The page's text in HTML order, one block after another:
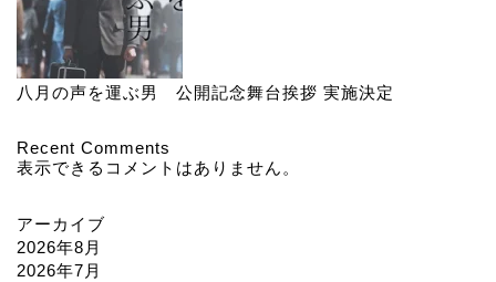
八月の声を運ぶ男 公開記念舞台挨拶 実施決定
Recent Comments
表示できるコメントはありません。
アーカイブ
2026年8月
2026年7月